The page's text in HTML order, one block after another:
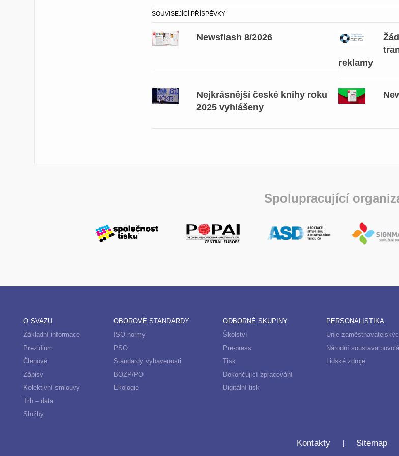
SOUVISEJÍCÍ PŘÍSPĚVKY
Newsflash 8/2026
reklamy
Nejkrásnější české knihy roku
2025 vyhlášeny
Spolupracující
O SVAZU
Základní informace
Prezidium
Členové
Zápisy
Kolektivní smlouvy
Trh – data
Služby
OBOROVÉ STANDARDY
ISO normy
PSO
Standardy vybavenosti
BOZP/PO
Ekologie
ODBORNÉ SKUPINY
Školství
Pre-press
Tisk
Dokončující zpracování
Digitální tisk
PERSONALISTIKA
Unie
Národní soustava
Lidské zdroje
Kontakty | Sitemap